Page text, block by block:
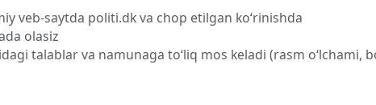
veb-saytda politi.dk va chop etilgan ko‘rinishda
olasiz
talablar va namunaga to‘liq mos keladi (rasm o‘lchami,